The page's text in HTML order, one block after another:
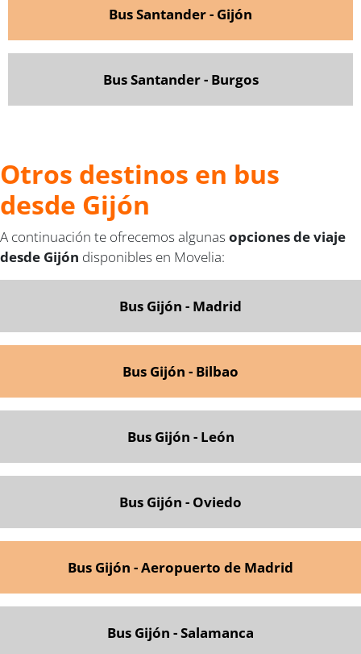
Bus Santander - Gijón
Bus Santander - Burgos
Otros destinos en bus
desde Gijón
A continuación te ofrecemos algunas opciones de viaje
desde Gijón disponibles en Movelia:
Bus Gijón - Madrid
Bus Gijón - Bilbao
Bus Gijón - León
Bus Gijón - Oviedo
Bus Gijón - Aeropuerto de Madrid
Bus Gijón - Salamanca